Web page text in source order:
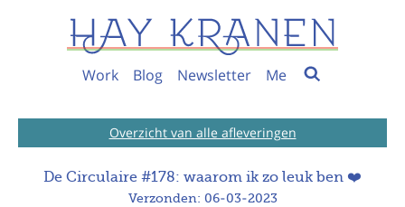
Work Blog Newsletter Me
Overzicht van alle afleveringen
De Circulaire #178: waarom ik zo leuk ben ❤️
Verzonden: 06-03-2023